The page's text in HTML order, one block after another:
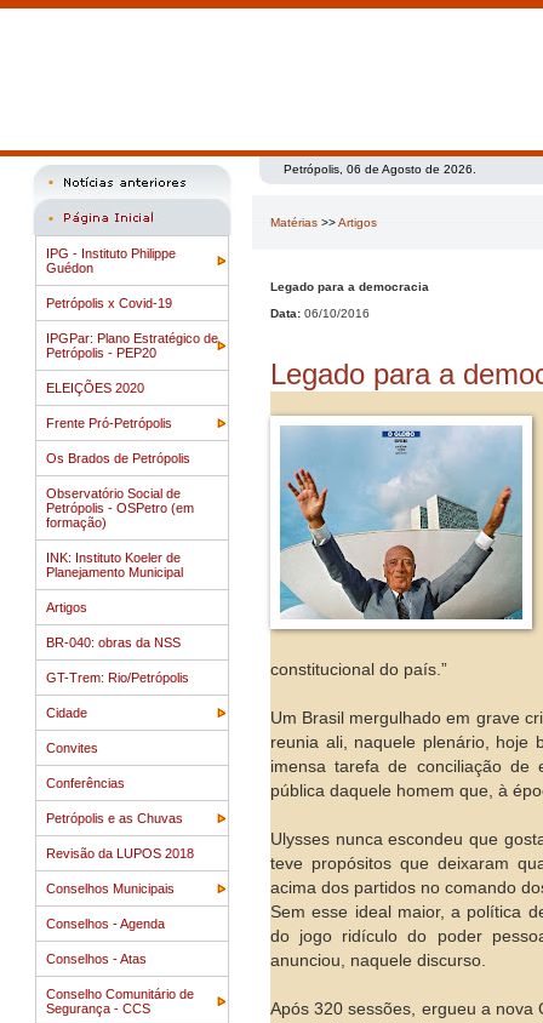
IPG - Instituto Philippe
Guédon
Petrópolis x Covid-19
IPGPar: Plano Estratégico de
Petrópolis - PEP20
ELEIÇÕES 2020
Frente Pró-Petrópolis
Os Brados de Petrópolis
Observatório Social de
Petrópolis - OSPetro (em
formação)
INK: Instituto Koeler de
Planejamento Municipal
Artigos
BR-040: obras da NSS
GT-Trem: Rio/Petrópolis
Cidade
Convites
Conferências
Petrópolis e as Chuvas
Revisão da LUPOS 2018
Conselhos Municipais
Conselhos - Agenda
Conselhos - Atas
Conselho Comunitário de
Segurança - CCS
Petrópolis, 06 de Agosto de 2026.
Matérias >>Artigos
Legado para a democracia
Data: 06/10/2016
Legado para a
constitucional do país.”
Um Brasil mergulhado em grave
reunia ali, naquele plenário, hoje
imensa tarefa de conciliação
pública daquele homem que, à
Ulysses nunca escondeu que
teve propósitos que deixaram
acima dos partidos no comando
Sem esse ideal maior, a política
do jogo ridículo do poder
anunciou, naquele discurso.
Após 320 sessões, ergueu a